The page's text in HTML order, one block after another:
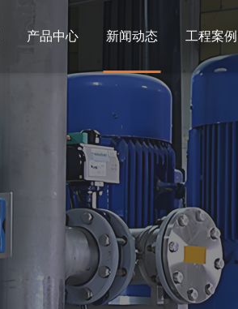
产品中心 新闻动态 工程案例